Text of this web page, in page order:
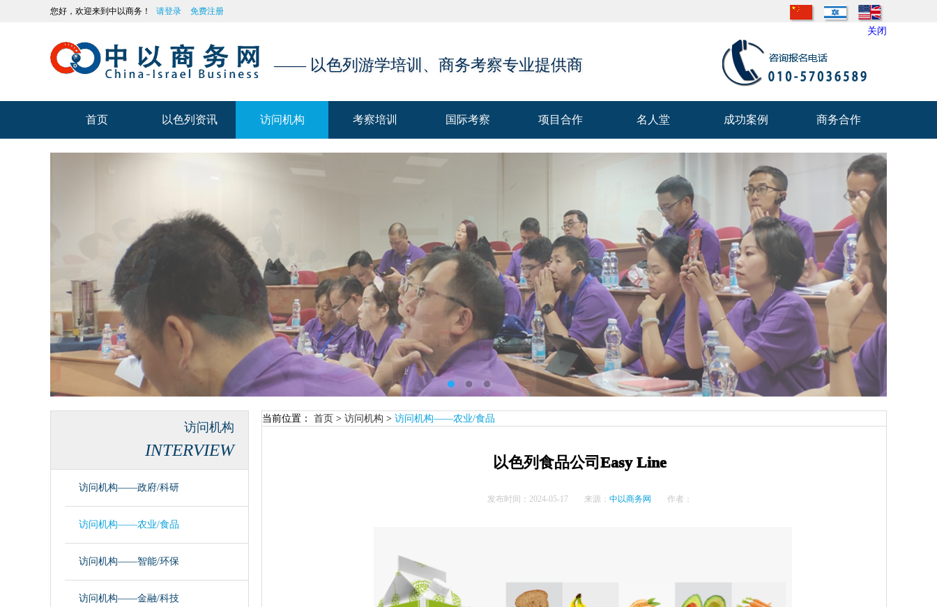
您好，欢迎来到中以商务！ 请登录 免费注册
关闭
—— 以色列游学培训、商务考察专业提供商
首页 以色列资讯 访问机构 考察培训 国际考察 项目合作 名人堂 成功案例 商务合作
商务合作
访问机构
INTERVIEW
访问机构——政府/科研
访问机构——农业/食品
访问机构——智能/环保
访问机构——金融/科技
当前位置： 首页 > 访问机构 > 访问机构——农业/食品
以色列食品公司Easy Line
发布时间： 2024-05-17 来源： 中以商务网 作者：